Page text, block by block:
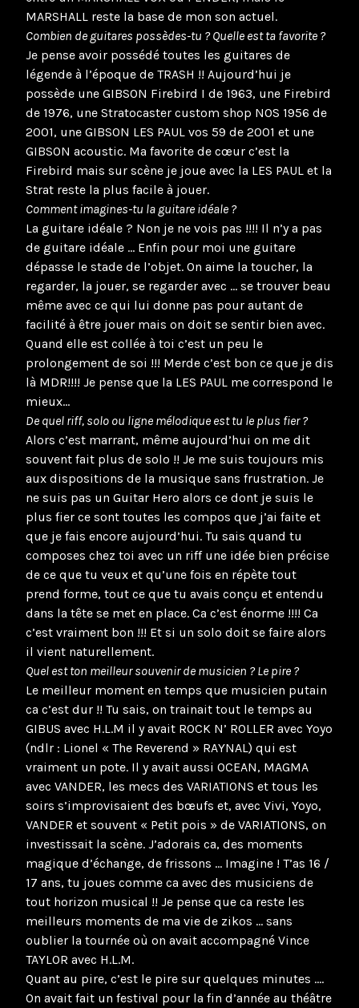
MARSHALL reste la base de mon son actuel.
Combien de guitares possèdes-tu ? Quelle est ta favorite ?
Je pense avoir possédé toutes les guitares de
légende à l’époque de TRASH !! Aujourd’hui je
possède une GIBSON Firebird I de 1963, une Firebird
de 1976, une Stratocaster custom shop NOS 1956 de
2001, une GIBSON LES PAUL vos 59 de 2001 et une
GIBSON acoustic. Ma favorite de cœur c’est la
Firebird mais sur scène je joue avec la LES PAUL et la
Strat reste la plus facile à jouer.
Comment imagines-tu la guitare idéale ?
La guitare idéale ? Non je ne vois pas !!!! Il n’y a pas
de guitare idéale … Enfin pour moi une guitare
dépasse le stade de l’objet. On aime la toucher, la
regarder, la jouer, se regarder avec … se trouver beau
même avec ce qui lui donne pas pour autant de
facilité à être jouer mais on doit se sentir bien avec.
Quand elle est collée à toi c’est un peu le
prolongement de soi !!! Merde c’est bon ce que je dis
là MDR!!!! Je pense que la LES PAUL me correspond le
mieux…
De quel riff, solo ou ligne mélodique est tu le plus fier ?
Alors c’est marrant, même aujourd’hui on me dit
souvent fait plus de solo !! Je me suis toujours mis
aux dispositions de la musique sans frustration. Je
ne suis pas un Guitar Hero alors ce dont je suis le
plus fier ce sont toutes les compos que j’ai faite et
que je fais encore aujourd’hui. Tu sais quand tu
composes chez toi avec un riff une idée bien précise
de ce que tu veux et qu’une fois en répète tout
prend forme, tout ce que tu avais conçu et entendu
dans la tête se met en place. Ca c’est énorme !!!! Ca
c’est vraiment bon !!! Et si un solo doit se faire alors
il vient naturellement.
Quel est ton meilleur souvenir de musicien ? Le pire ?
Le meilleur moment en temps que musicien putain
ca c’est dur !! Tu sais, on trainait tout le temps au
GIBUS avec H.L.M il y avait ROCK N’ ROLLER avec Yoyo
(ndlr : Lionel « The Reverend » RAYNAL) qui est
vraiment un pote. Il y avait aussi OCEAN, MAGMA
avec VANDER, les mecs des VARIATIONS et tous les
soirs s’improvisaient des bœufs et, avec Vivi, Yoyo,
VANDER et souvent « Petit pois » de VARIATIONS, on
investissait la scène. J’adorais ca, des moments
magique d’échange, de frissons … Imagine ! T’as 16 /
17 ans, tu joues comme ca avec des musiciens de
tout horizon musical !! Je pense que ca reste les
meilleurs moments de ma vie de zikos … sans
oublier la tournée où on avait accompagné Vince
TAYLOR avec H.L.M.
Quant au pire, c’est le pire sur quelques minutes ….
On avait fait un festival pour la fin d’année au théâtre